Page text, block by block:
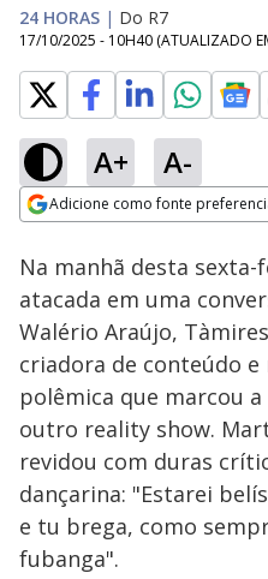
24 HORAS | Do R7
17/10/2025 - 10H40 (ATUALIZADO
A+ A-
Adicione como fonte
Ativar
Loaded:
46.50%
Na manhã desta sexta-
atacada em uma
Walério Araújo,
criadora de conteúdo e
polêmica que marcou
outro reality show.
revidou com duras
dançarina: "Estarei
e tu brega, como
fubanga".